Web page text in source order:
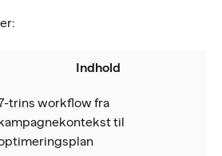
Indhold
trins workflow fra
til